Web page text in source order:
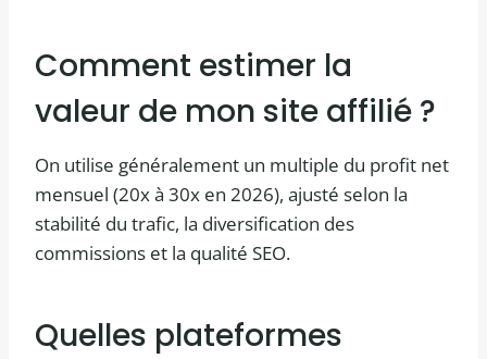
Comment estimer la
valeur de mon site affilié ?
On utilise généralement un multiple du profit net
mensuel (20x à 30x en 2026), ajusté selon la
stabilité du trafic, la diversification des
commissions et la qualité SEO.
Quelles plateformes